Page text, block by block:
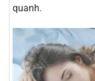
quanh.